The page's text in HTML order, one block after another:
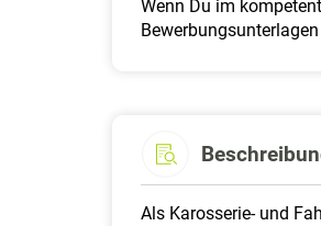
Wenn Du im
Als Karosserie- und